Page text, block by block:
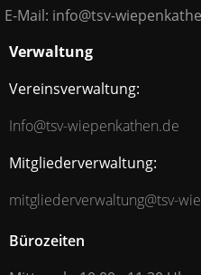
E-Mail: info@tsv-
Bürozeiten
Verwaltung
Vereinsverwaltung:
Info@tsv-wiepenkathen.de
Mitgliederverwaltung:
mitgliederverwaltung@tsv-